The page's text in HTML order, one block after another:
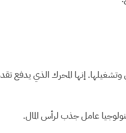
وتشغيلها. إنها المحرك الذي يدفع
عامل جذب لرأس المال.